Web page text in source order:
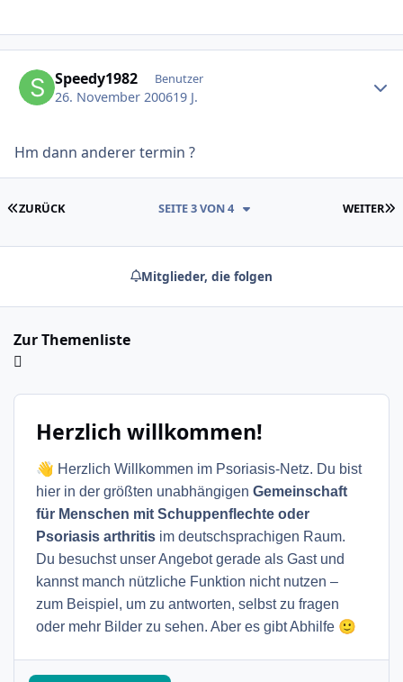
Speedy1982 Benutzer
26. November 200619 J.
Hm dann anderer termin ?
ERSTE SEITE
ZURÜCK WEITER
SEITE 3 VON 4
Mitglieder, die folgen
Zur Themenliste
Herzlich willkommen!
👋 Herzlich Willkommen im Psoriasis-Netz. Du bist
hier in der größten unabhängigen Gemeinschaft
für Menschen mit Schuppenflechte oder
Psoriasis arthritis im deutschsprachigen Raum.
Du besuchst unser Angebot gerade als Gast und
kannst manch nützliche Funktion nicht nutzen –
zum Beispiel, um zu antworten, selbst zu fragen
oder mehr Bilder zu sehen. Aber es gibt Abhilfe 🙂